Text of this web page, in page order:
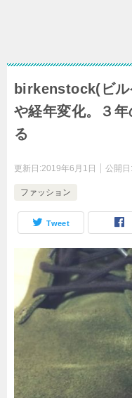
birkenstock(ビル
や経年変化。３
る
更新日:2019年6月1日 公開日:
ファッション
Tweet